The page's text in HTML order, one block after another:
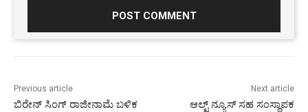
Previous article
ಬಿರೇನ್ ಸಿಂಗ್ ರಾಜೀನಾಮೆ ಬಳಿಕ
Next article
ಆಲ್ಟ್ ನ್ಯೂಸ್ ಸಹ ಸಂಸ್ಥಾಪಕ